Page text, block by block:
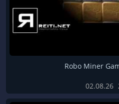
Robo Miner
02.08.26